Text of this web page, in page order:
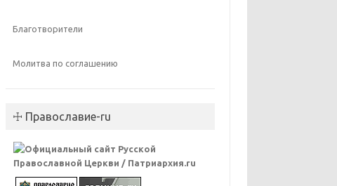
Благотворители
Молитва по соглашению
☩ Православие-ru